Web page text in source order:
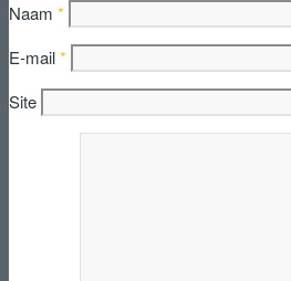
Naam *
E-mail*
Site